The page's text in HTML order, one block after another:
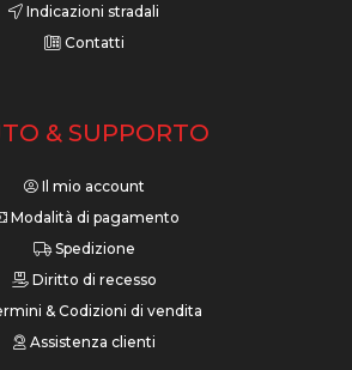
Indicazioni stradali
Contatti
& SUPPORTO
Il mio account
Modalità di pagamento
Spedizione
Diritto di recesso
& Codizioni di vendita
Assistenza clienti